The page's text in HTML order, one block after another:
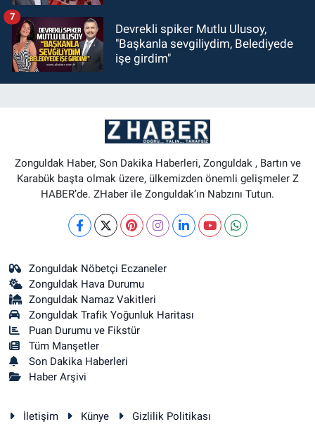
Devrekli spiker Mutlu Ulusoy,
"Başkanla sevgiliydim, Belediyede
işe girdim"
7
Zonguldak Haber, Son Dakika Haberleri, Zonguldak , Bartın ve
Karabük başta olmak üzere, ülkemizden önemli gelişmeler Z
HABER’de. ZHaber ile Zonguldak’ın Nabzını Tutun.
Zonguldak Nöbetçi Eczaneler
Zonguldak Hava Durumu
Zonguldak Namaz Vakitleri
Zonguldak Trafik Yoğunluk Haritası
Puan Durumu ve Fikstür
Tüm Manşetler
Son Dakika Haberleri
Haber Arşivi
İletişim Künye Gizlilik Politikası